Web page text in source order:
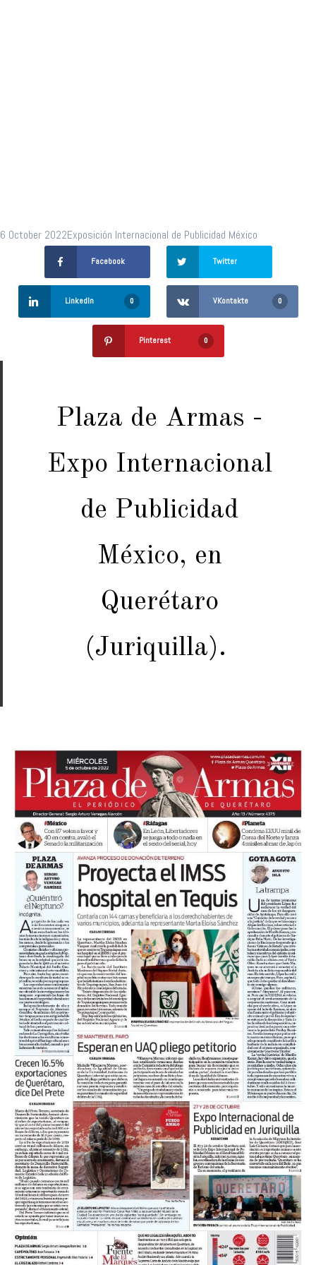
6 October 2022Exposición Internacional de Publicidad México
Facebook Twitter
LinkedIn 0 VKontakte 0
Pinterest 0
Plaza de Armas -
Expo Internacional
de Publicidad
México, en
Querétaro
(Juriquilla).